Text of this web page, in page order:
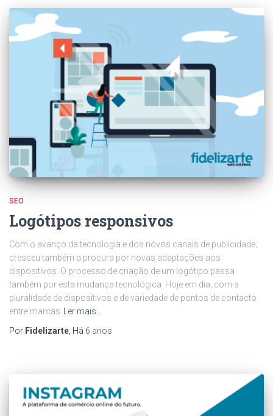
SEO
Logótipos responsivos
Com o avanço da tecnologia e dos novos canais de publicidade,
cresceu também a procura por novas adaptações aos
dispositivos. O processo de criação de um logótipo passa
também por esta mudança tecnológica. Hoje em dia, com a
pluralidade de dispositivos e de variedade de pontos de contacto
entre marcas Ler mais…
Por Fidelizarte, Há 6 anos